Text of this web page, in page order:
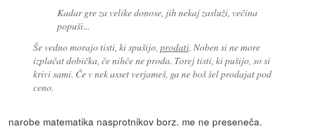
Kadar gre za velike donose, jih nekaj zasluži, večina
popuši...
Še vedno morajo tisti, ki spušijo, prodati. Noben si ne more
izplačat dobička, če nihče ne proda. Torej tisti, ki pušijo, so si
krivi sami. Če v nek asset verjameš, ga ne boš šel prodajat pod
ceno.
narobe matematika nasprotnikov borz. me ne preseneča.